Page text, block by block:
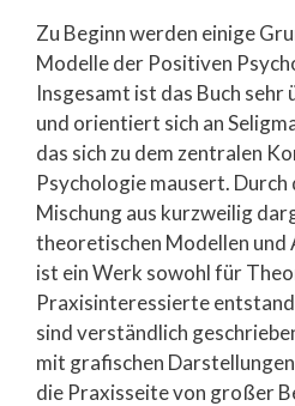
Zu Beginn werden einige
Modelle der Positiven
Insgesamt ist das Buch
und orientiert sich an
das sich zu dem zentralen
Psychologie mausert. Durch
Mischung aus kurzweilig
theoretischen Modellen und
ist ein Werk sowohl für
Praxisinteressierte
sind verständlich
mit grafischen
die Praxisseite von großer